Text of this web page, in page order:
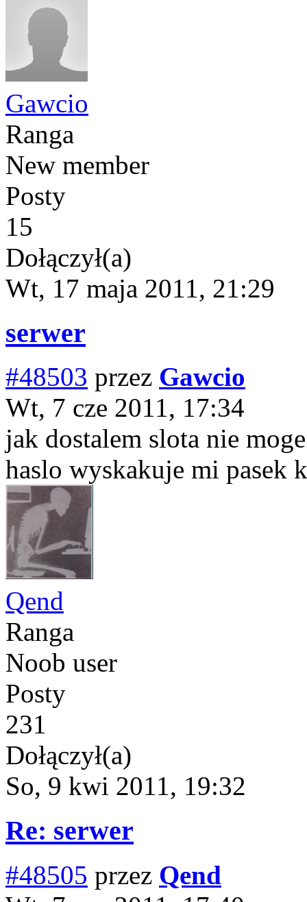
Gawcio
Ranga
New member
Posty
15
Dołączył(a)
Wt, 17 maja 2011, 21:29
serwer
#48503 przez Gawcio
Wt, 7 cze 2011, 17:34
jak dostalem slota nie
haslo wyskakuje mi pasek
Qend
Ranga
Noob user
Posty
231
Dołączył(a)
So, 9 kwi 2011, 19:32
Re: serwer
#48505 przez Qend